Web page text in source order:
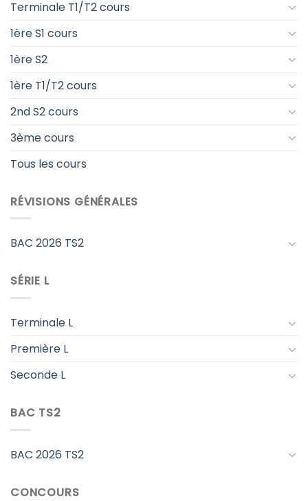
Terminale T1/T2 cours
1ère S1 cours
1ère S2
1ère T1/T2 cours
2nd S2 cours
3ème cours
Tous les cours
RÉVISIONS GÉNÉRALES
BAC 2026 TS2
SÉRIE L
Terminale L
Première L
Seconde L
BAC TS2
BAC 2026 TS2
CONCOURS